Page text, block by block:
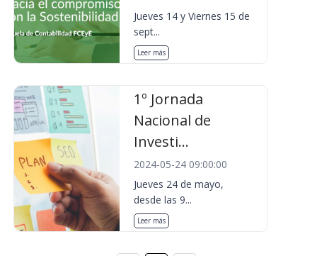
Jueves 14 y Viernes 15 de
sept...
Leer más
1º Jornada
Nacional de
Investi...
2024-05-24 09:00:00
Jueves 24 de mayo,
desde las 9...
Leer más